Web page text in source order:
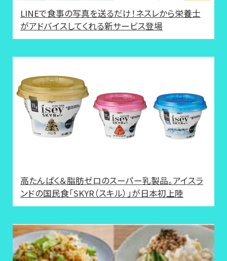
LINEで食事の写真を送るだけ！ネスレから栄養士
がアドバイスしてくれる新サービス登場
高たんぱく＆脂肪ゼロのスーパー乳製品。アイスラ
ンドの国民食「SKYR（スキル）」が日本初上陸